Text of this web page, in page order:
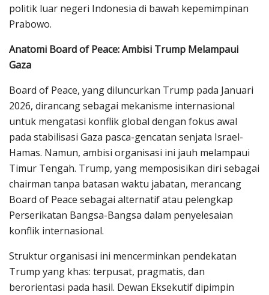
politik luar negeri Indonesia di bawah kepemimpinan
Prabowo.
Anatomi Board of Peace: Ambisi Trump Melampaui
Gaza
Board of Peace, yang diluncurkan Trump pada Januari
2026, dirancang sebagai mekanisme internasional
untuk mengatasi konflik global dengan fokus awal
pada stabilisasi Gaza pasca-gencatan senjata Israel-
Hamas. Namun, ambisi organisasi ini jauh melampaui
Timur Tengah. Trump, yang memposisikan diri sebagai
chairman tanpa batasan waktu jabatan, merancang
Board of Peace sebagai alternatif atau pelengkap
Perserikatan Bangsa-Bangsa dalam penyelesaian
konflik internasional.
Struktur organisasi ini mencerminkan pendekatan
Trump yang khas: terpusat, pragmatis, dan
berorientasi pada hasil. Dewan Eksekutif dipimpin